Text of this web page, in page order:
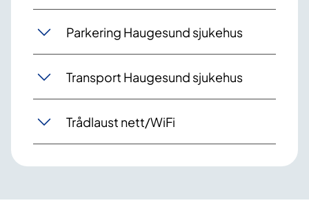
Parkering Haugesund sjukehus
Transport Haugesund sjukehus
Trådlaust nett/WiFi